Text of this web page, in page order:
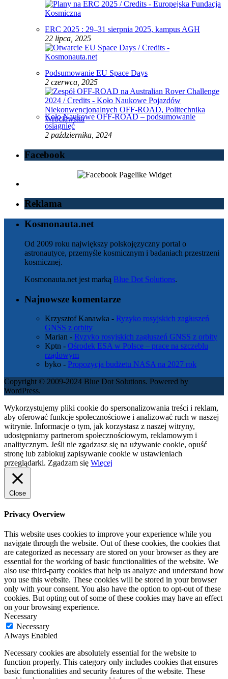
ERC 2025 : 29–31 sierpnia 2025, kampus AGH
22 lipca, 2025
Podsumowanie EU Space Days
2 czerwca, 2025
Koło Naukowe OFF-ROAD – podsumowanie
osiągnięć
2 października, 2024
Facebook
Reklama
Kosmonauta.net
Od 2009 roku największy polskojęzyczny portal o
astronautyce, przemyśle kosmicznym i badaniach przestrzeni
kosmicznej.
Kosmonauta.net jest marką Blue Dot Solutions.
Najnowsze komentarze
Krzysztof Kanawka - Ryzyko rosyjskich zagłuszeń
GNSS z orbity
Marian - Ryzyko rosyjskich zagłuszeń GNSS z orbity
Kptn - Ośrodek ESA w Polsce – prace na szczeblu
rządowym
byko - Propozycja budżetu NASA na 2027 rok
Copyright © 2009-2024 Blue Dot Solutions. Powered by
WordPress.
Wykorzystujemy pliki cookie do spersonalizowania treści i reklam,
aby oferować funkcje społecznościowe i analizować ruch w naszej
witrynie. Informacje o tym, jak korzystasz z naszej witryny,
udostępniamy partnerom społecznościowym, reklamowym i
analitycznym. Jeśli nie zgadzasz się na używanie cookie, opuść
stronę lub zablokuj zapisywanie cookie w ustawieniach
przeglądarki. Zgadzam się Więcej
Close
Privacy Overview
This website uses cookies to improve your experience while you
navigate through the website. Out of these cookies, the cookies that
are categorized as necessary are stored on your browser as they are
essential for the working of basic functionalities of the website. We
also use third-party cookies that help us analyze and understand how
you use this website. These cookies will be stored in your browser
only with your consent. You also have the option to opt-out of these
cookies. But opting out of some of these cookies may have an effect
on your browsing experience.
Necessary
Necessary
Always Enabled
Necessary cookies are absolutely essential for the website to
function properly. This category only includes cookies that ensures
basic functionalities and security features of the website. These